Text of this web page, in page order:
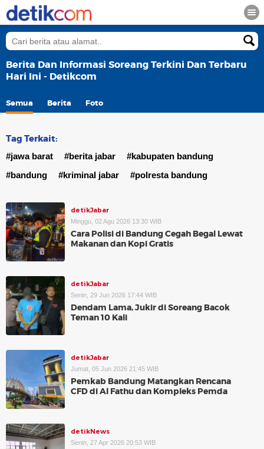
Berita Dan Informasi Soreang Terkini Dan Terbaru
Hari Ini - Detikcom
Semua Berita Foto
Tag Terkait:
#jawa barat #berita jabar
#kabupaten bandung
#bandung
#kriminal jabar #polresta bandung
detikJabar
Minggu, 02 Agu 2026 13:30 WIB
Cara Polisi di Bandung Cegah Begal Lewat
Makanan dan Kopi Gratis
detikJabar
Senin, 29 Jun 2026 17:44 WIB
Dendam Lama, Jukir di Soreang Bacok
Teman 10 Kali
detikJabar
Jumat, 05 Jun 2026 21:45 WIB
Pemkab Bandung Matangkan Rencana
CFD di Al Fathu dan Kompleks Pemda
detikNews
Senin, 27 Apr 2026 20:53 WIB